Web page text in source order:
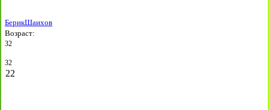
БерикШаихов
Возраст:
32
32
22